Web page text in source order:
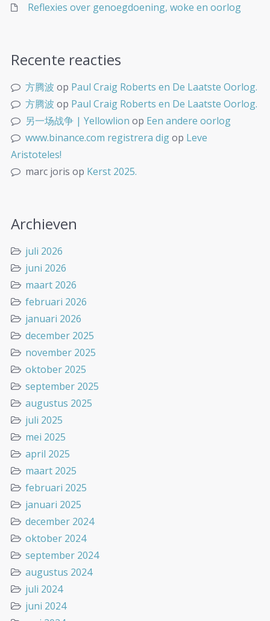
Reflexies over genoegdoening, woke en oorlog
Recente reacties
方腾波 op Paul Craig Roberts en De Laatste Oorlog.
方腾波 op Paul Craig Roberts en De Laatste Oorlog.
另一场战争 | Yellowlion op Een andere oorlog
www.binance.com registrera digop Leve
Aristoteles!
marc joris op Kerst 2025.
Archieven
juli 2026
juni 2026
maart 2026
februari 2026
januari 2026
december 2025
november 2025
oktober 2025
september 2025
augustus 2025
juli 2025
mei 2025
april 2025
maart 2025
februari 2025
januari 2025
december 2024
oktober 2024
september 2024
augustus 2024
juli 2024
juni 2024